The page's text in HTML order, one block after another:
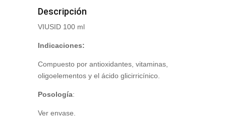
Descripción
VIUSID 100 ml
Indicaciones:
Compuesto por antioxidantes, vitaminas,
oligoelementos y el ácido glicirricínico.
Posología:
Ver envase.